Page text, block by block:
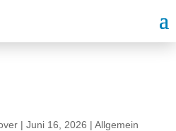
| Juni 16, 2026 | Allgemein